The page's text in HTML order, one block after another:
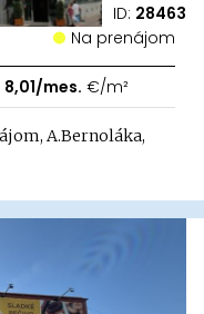
ID: 28463
Na prenájom
8,01/mes. €/m²
A.Bernoláka,